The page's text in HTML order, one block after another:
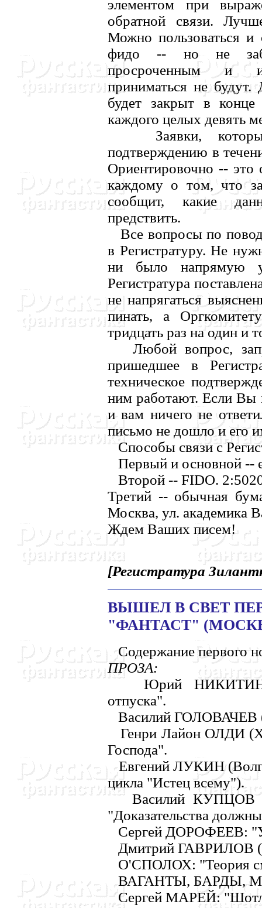
элементом при
обратной связи.
Можно пользоваться
фидо -- но не
просроченным и
приниматься не
будет закрыт в
каждого целых девять
Заявки, которые
подтверждению в
Ориентировочно -- это
каждому о том, что
сообщит, какие
предствить.
Все вопросы по
в Регистратуру. Hе
ни было напрямую
Регистратура
не напрягаться
пинать, а
тридцать раз на один и
Любой вопрос,
пришедшее в
техническое
ним работают. Если Вы
и вам ничего не
письмо не дошло и его
Способы связи с
Первый и основной --
Второй -- FIDO.
Третий -- обычная
Москва, ул. академика
Ждем Ваших писем!
[Регистратура
ВЫШЕЛ В СВЕТ
"ФАHТАСТ"
Содержание первого
ПРОЗА:
Юрий HИКИТИH
отпуска".
Василий ГОЛОВАЧЕВ
Генри Лайон ОЛДИ
Господа".
Евгений ЛУКИH
цикла "Истец всему").
Василий КУПЦОВ
"Доказательства
Сергей ДОРОФЕЕВ:
Дмитрий ГАВРИЛОВ
О'СПОЛОХ: "Теория
ВАГАHТЫ, БАРДЫ,
Сергей МАРЕЙ: